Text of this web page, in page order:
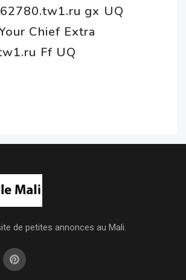
gx UQ
Chief Extra
Ff UQ
de petites annonces au Mali.